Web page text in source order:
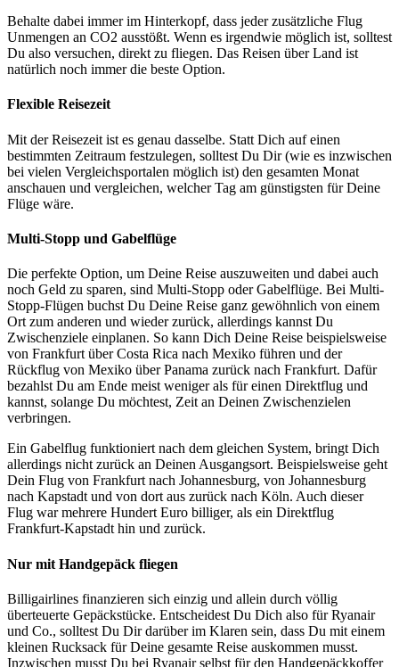
Behalte dabei immer im Hinterkopf, dass jeder zusätzliche Flug
Unmengen an CO2 ausstößt. Wenn es irgendwie möglich ist, solltest
Du also versuchen, direkt zu fliegen. Das Reisen über Land ist
natürlich noch immer die beste Option.
Flexible Reisezeit
Mit der Reisezeit ist es genau dasselbe. Statt Dich auf einen
bestimmten Zeitraum festzulegen, solltest Du Dir (wie es inzwischen
bei vielen Vergleichsportalen möglich ist) den gesamten Monat
anschauen und vergleichen, welcher Tag am günstigsten für Deine
Flüge wäre.
Multi-Stopp und Gabelflüge
Die perfekte Option, um Deine Reise auszuweiten und dabei auch
noch Geld zu sparen, sind Multi-Stopp oder Gabelflüge. Bei Multi-
Stopp-Flügen buchst Du Deine Reise ganz gewöhnlich von einem
Ort zum anderen und wieder zurück, allerdings kannst Du
Zwischenziele einplanen. So kann Dich Deine Reise beispielsweise
von Frankfurt über Costa Rica nach Mexiko führen und der
Rückflug von Mexiko über Panama zurück nach Frankfurt. Dafür
bezahlst Du am Ende meist weniger als für einen Direktflug und
kannst, solange Du möchtest, Zeit an Deinen Zwischenzielen
verbringen.
Ein Gabelflug funktioniert nach dem gleichen System, bringt Dich
allerdings nicht zurück an Deinen Ausgangsort. Beispielsweise geht
Dein Flug von Frankfurt nach Johannesburg, von Johannesburg
nach Kapstadt und von dort aus zurück nach Köln. Auch dieser
Flug war mehrere Hundert Euro billiger, als ein Direktflug
Frankfurt-Kapstadt hin und zurück.
Nur mit Handgepäck fliegen
Billigairlines finanzieren sich einzig und allein durch völlig
überteuerte Gepäckstücke. Entscheidest Du Dich also für Ryanair
und Co., solltest Du Dir darüber im Klaren sein, dass Du mit einem
kleinen Rucksack für Deine gesamte Reise auskommen musst.
Inzwischen musst Du bei Ryanair selbst für den Handgepäckkoffer